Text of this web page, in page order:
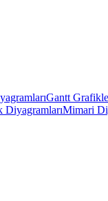
Gantt
DiyagramlarıMimari